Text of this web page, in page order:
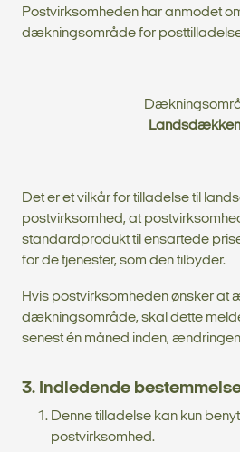
Postvirksomheden har anmodet
dækningsområde for
Det er et vilkår for tilladelse til
postvirksomhed, at
standardprodukt til ensartede
for de tjenester, som den tilbyder.
Hvis postvirksomheden ønsker at
dækningsområde, skal dette
senest én måned inden,
3. Indledende
Denne tilladelse kan kun
postvirksomhed.